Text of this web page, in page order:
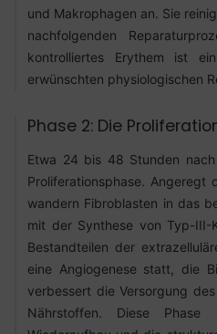
und Makrophagen an. Sie
nachfolgenden
kontrolliertes Erythem ist
erwünschten physiologischen
Phase 2: Die
Etwa 24 bis 48 Stunden
Proliferationsphase. Angeregt
wandern Fibroblasten in das
mit der Synthese von Typ-III-
Bestandteilen der
eine Angiogenese statt, die
verbessert die Versorgung
Nährstoffen. Diese